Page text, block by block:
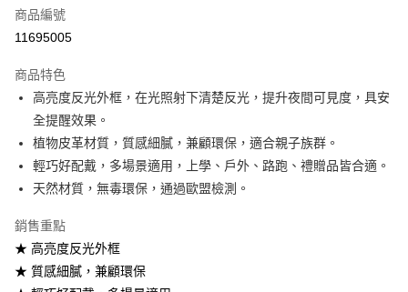
超商取貨付款
Apple Pay
街口支付
悠遊付
Google Pay
AFTEE先享後付
相關說明
【關於「AFTEE先享後付」】
AFTEE先享後付是「在收到商品之後才付款」的支付方式。 讓您購物簡單
商品編號
11695005
商品特色
高亮度反光外框，在光照射下清楚反光，提升夜間可見度，具安
全提醒效果。
植物皮革材質，質感細膩，兼顧環保，適合親子族群。
輕巧好配戴，多場景適用，上學、戶外、路跑、禮贈品皆合適。
天然材質，無毒環保，通過歐盟檢測。
銷售重點
★ 高亮度反光外框
★ 質感細膩，兼顧環保